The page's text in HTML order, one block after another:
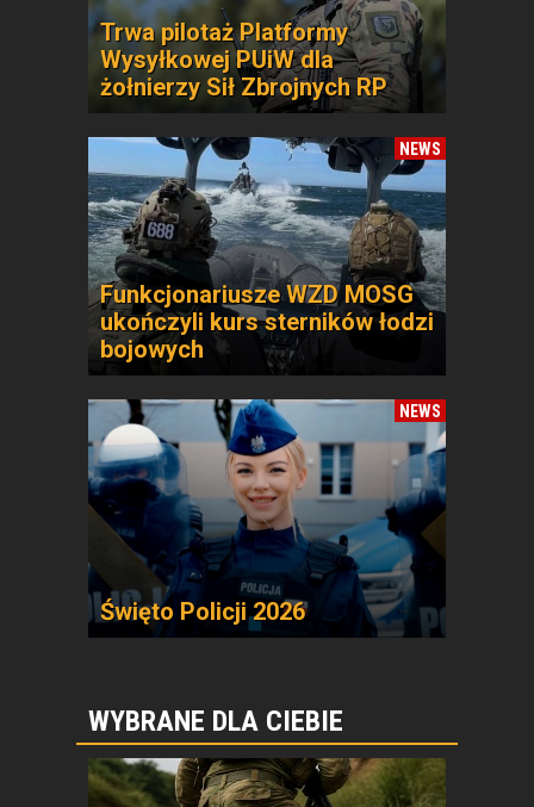
Trwa pilotaż Platformy
Wysyłkowej PUiW dla
żołnierzy Sił Zbrojnych RP
NEWS
Funkcjonariusze WZD MOSG
ukończyli kurs sterników łodzi
bojowych
NEWS
Święto Policji 2026
WYBRANE DLA CIEBIE